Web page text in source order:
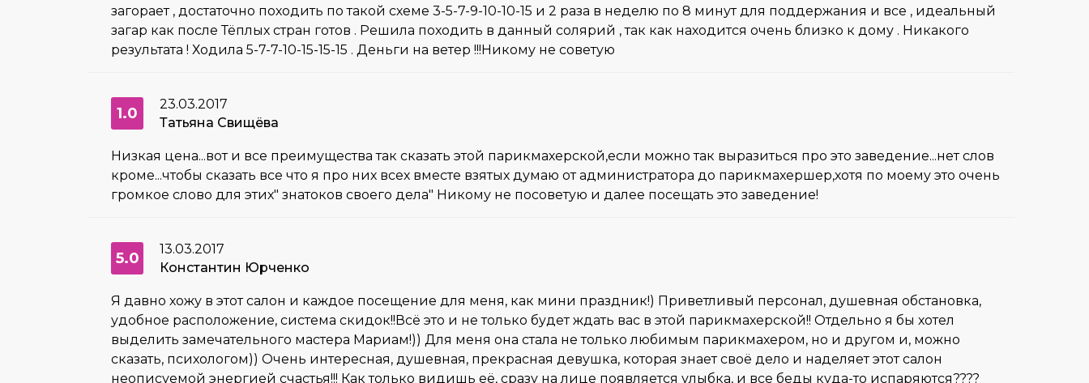
загорает , достаточно походить по такой схеме 3-5-7-9-10-10-15 и 2 раза в неделю по 8 минут для поддержания и все , идеальный
загар как после Тёплых стран готов . Решила походить в данный солярий , так как находится очень близко к дому . Никакого
результата ! Ходила 5-7-7-10-15-15-15 . Деньги на ветер !!!Никому не советую
1.0
23.03.2017
Татьяна Свищёва
Низкая цена...вот и все преимущества так сказать этой парикмахерской,если можно так выразиться про это заведение...нет слов
кроме...чтобы сказать все что я про них всех вместе взятых думаю от администратора до парикмахершер,хотя по моему это очень
громкое слово для этих" знатоков своего дела" Никому не посоветую и далее посещать это заведение!
5.0
13.03.2017
Константин Юрченко
Я давно хожу в этот салон и каждое посещение для меня, как мини праздник!) Приветливый персонал, душевная обстановка,
удобное расположение, система скидок!!Всё это и не только будет ждать вас в этой парикмахерской!! Отдельно я бы хотел
выделить замечательного мастера Мариам!)) Для меня она стала не только любимым парикмахером, но и другом и, можно
сказать, психологом)) Очень интересная, душевная, прекрасная девушка, которая знает своё дело и наделяет этот салон
неописуемой энергией счастья!!! Как только видишь её, сразу на лице появляется улыбка, и все беды куда-то испаряются????